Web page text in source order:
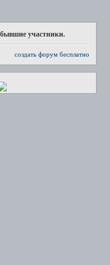
участники.
создать форум бесплатно